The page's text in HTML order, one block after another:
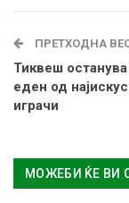
ПРЕТХОДНА
Тиквеш
еден од
играчи
МОЖЕБИ ЌЕ ВИ